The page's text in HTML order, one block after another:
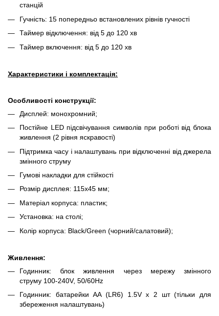
станцій
Гучність: 15 попередньо встановлених рівнів гучності
Таймер відключення: від 5 до 120 хв
Таймер включення: від 5 до 120 хв
Характеристики і комплектація:
Особливості конструкції:
Дисплей: монохромний;
Постійне LED підсвічування символів при роботі від блока
живлення (2 рівня яскравості)
Підтримка часу і налаштувань при відключенні від джерела
змінного струму
Гумові накладки для стійкості
Розмір дисплея: 115x45 мм;
Матеріал корпуса: пластик;
Установка: на столі;
Колір корпуса: Black/Green (чорний/салатовий);
Живлення:
Годинник: блок живлення через мережу змінного
струму 100-240V, 50/60Hz
Годинник: батарейки AA (LR6) 1.5V х 2 шт (тільки для
збереження налаштувань)